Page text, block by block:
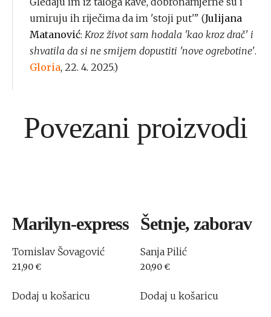
umiruju ih riječima da im 'stoji put'" (Julijana
Matanović: Kroz život sam hodala 'kao kroz drač' i
shvatila da si ne smijem dopustiti 'nove ogrebotine'.
Gloria, 22. 4. 2025.)
Povezani proizvodi
Marilyn-express
Tomislav Šovagović
21,90€
Dodaj u košaricu
Šetnje, zaborav
Sanja Pilić
20,90€
Dodaj u košaricu